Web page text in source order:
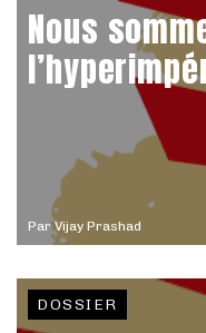
ParVijay Prashad
Nous
DOSSIER